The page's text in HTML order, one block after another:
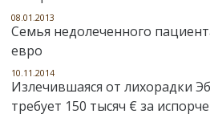
08.01.2013
Семья недолеченного
евро
10.11.2014
Излечившаяся от лихорадки
требует 150 тысяч € за